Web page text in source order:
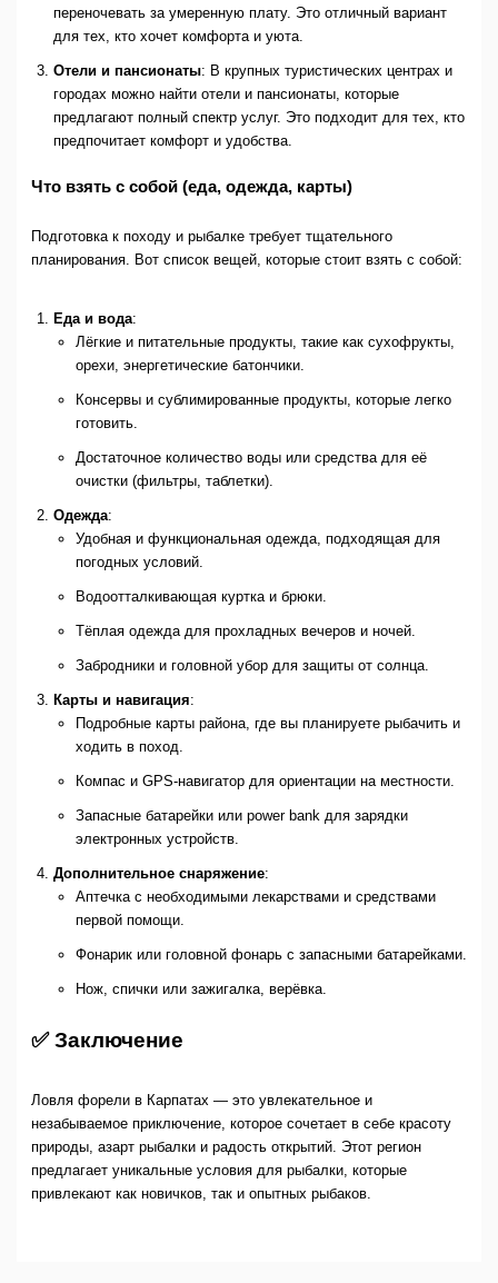
переночевать за умеренную плату. Это отличный вариант
для тех, кто хочет комфорта и уюта.
Отели и пансионаты: В крупных туристических центрах и
городах можно найти отели и пансионаты, которые
предлагают полный спектр услуг. Это подходит для тех, кто
предпочитает комфорт и удобства.
Что взять с собой (еда, одежда, карты)
Подготовка к походу и рыбалке требует тщательного
планирования. Вот список вещей, которые стоит взять с собой:
Еда и вода:
Лёгкие и питательные продукты, такие как сухофрукты,
орехи, энергетические батончики.
Консервы и сублимированные продукты, которые легко
готовить.
Достаточное количество воды или средства для её
очистки (фильтры, таблетки).
Одежда:
Удобная и функциональная одежда, подходящая для
погодных условий.
Водоотталкивающая куртка и брюки.
Тёплая одежда для прохладных вечеров и ночей.
Забродники и головной убор для защиты от солнца.
Карты и навигация:
Подробные карты района, где вы планируете рыбачить и
ходить в поход.
Компас и GPS-навигатор для ориентации на местности.
Запасные батарейки или power bank для зарядки
электронных устройств.
Дополнительное снаряжение:
Аптечка с необходимыми лекарствами и средствами
первой помощи.
Фонарик или головной фонарь с запасными батарейками.
Нож, спички или зажигалка, верёвка.
✅ Заключение
Ловля форели в Карпатах — это увлекательное и
незабываемое приключение, которое сочетает в себе красоту
природы, азарт рыбалки и радость открытий. Этот регион
предлагает уникальные условия для рыбалки, которые
привлекают как новичков, так и опытных рыбаков.